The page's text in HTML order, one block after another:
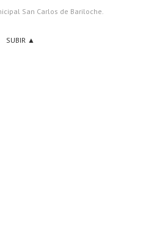
San Carlos de Bariloche.
SUBIR ▲